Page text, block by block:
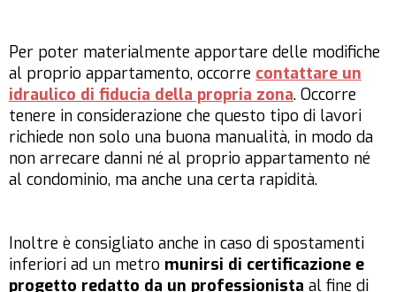
Per poter materialmente apportare delle modifiche
al proprio appartamento, occorre contattare un
idraulico di fiducia della propria zona. Occorre
tenere in considerazione che questo tipo di lavori
richiede non solo una buona manualità, in modo da
non arrecare danni né al proprio appartamento né
al condominio, ma anche una certa rapidità.
Inoltre è consigliato anche in caso di spostamenti
inferiori ad un metro munirsi di certificazione e
progetto redatto da un professionista al fine di